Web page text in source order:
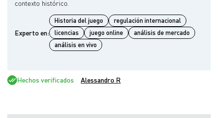
Experto en:
Historia del juego
regulación internacional
licencias
juego online
análisis de mercado
análisis en vivo
Hechos verificados Alessandro R